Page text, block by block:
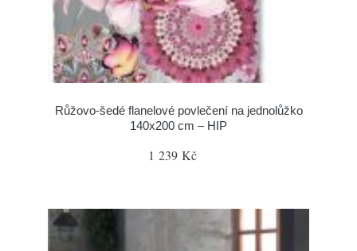
Růžovo-šedé flanelové povlečení na jednolůžko
140x200 cm – HIP
1 239 Kč